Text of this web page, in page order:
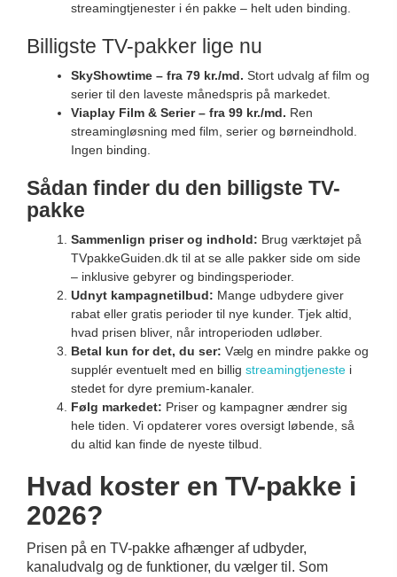
streamingtjenester i én pakke – helt uden binding.
Billigste TV-pakker lige nu
SkyShowtime – fra 79 kr./md. Stort udvalg af film og
serier til den laveste månedspris på markedet.
Viaplay Film & Serier – fra 99 kr./md. Ren
streamingløsning med film, serier og børneindhold.
Ingen binding.
Sådan finder du den billigste TV-
pakke
Sammenlign priser og indhold: Brug værktøjet på
TVpakkeGuiden.dk til at se alle pakker side om side
– inklusive gebyrer og bindingsperioder.
Udnyt kampagnetilbud: Mange udbydere giver
rabat eller gratis perioder til nye kunder. Tjek altid,
hvad prisen bliver, når introperioden udløber.
Betal kun for det, du ser: Vælg en mindre pakke og
supplér eventuelt med en billig streamingtjeneste i
stedet for dyre premium-kanaler.
Følg markedet: Priser og kampagner ændrer sig
hele tiden. Vi opdaterer vores oversigt løbende, så
du altid kan finde de nyeste tilbud.
Hvad koster en TV-pakke i
2026?
Prisen på en TV-pakke afhænger af udbyder,
kanaludvalg og de funktioner, du vælger til. Som